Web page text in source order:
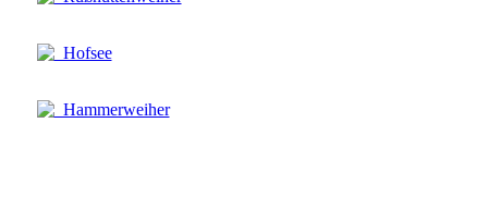
Hofsee
Hammerweiher